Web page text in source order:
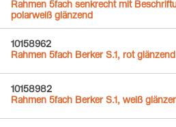
Rahmen 5fach senkrecht mit
polarweiß glänzend
10158962
Rahmen 5fach Berker S.1, rot glänzend
10158982
Rahmen 5fach Berker S.1, weiß